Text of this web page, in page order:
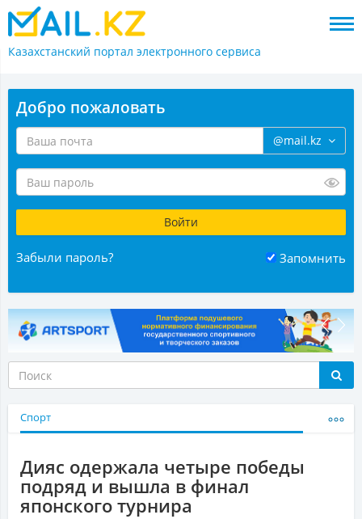
Казахстанский портал электронного сервиса
Добро пожаловать
@mail.kz
Забыли пароль? Запомнить
Спорт
Дияс одержала четыре победы
подряд и вышла в финал
японского турнира